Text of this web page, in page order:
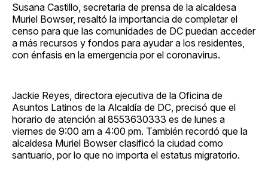
Susana Castillo, secretaria de prensa de la alcaldesa
Muriel Bowser, resaltó la importancia de completar el
censo para que las comunidades de DC puedan acceder
a más recursos y fondos para ayudar a los residentes,
con énfasis en la emergencia por el coronavirus.
Jackie Reyes, directora ejecutiva de la Oficina de
Asuntos Latinos de la Alcaldía de DC, precisó que el
horario de atención al 8553630333 es de lunes a
viernes de 9:00 am a 4:00 pm. También recordó que la
alcaldesa Muriel Bowser clasificó la ciudad como
santuario, por lo que no importa el estatus migratorio.